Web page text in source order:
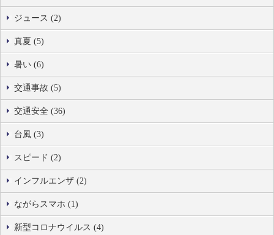
ジュース (2)
真夏 (5)
暑い (6)
交通事故 (5)
交通安全 (36)
台風 (3)
スピード (2)
インフルエンザ (2)
ながらスマホ (1)
新型コロナウイルス (4)